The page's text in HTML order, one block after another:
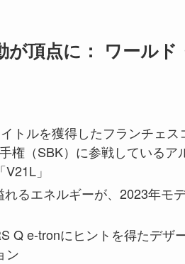
が頂点に： ワール
トルを獲得したフランチェ
権（SBK）に参戦しているア
」
るエネルギーが、2023年モ
Q e-tronにヒントを得たデザ
ン